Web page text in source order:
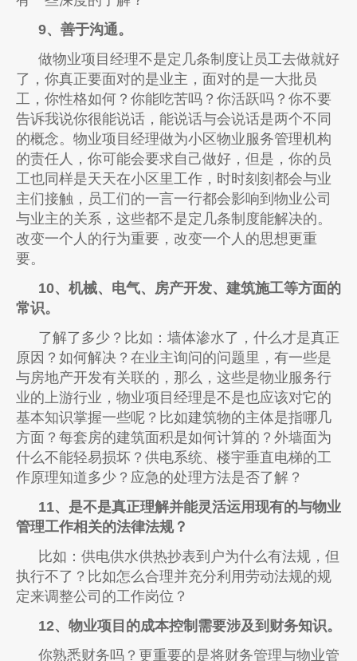
9、善于沟通。
做物业项目经理不是定几条制度让员工去做就好
了，你真正要面对的是业主，面对的是一大批员
工，你性格如何？你能吃苦吗？你活跃吗？你不要
告诉我说你很能说话，能说话与会说话是两个不同
的概念。物业项目经理做为小区物业服务管理机构
的责任人，你可能会要求自己做好，但是，你的员
工也同样是天天在小区里工作，时时刻刻都会与业
主们接触，员工们的一言一行都会影响到物业公司
与业主的关系，这些都不是定几条制度能解决的。
改变一个人的行为重要，改变一个人的思想更重
要。
10、机械、电气、房产开发、建筑施工等方面的
常识。
了解了多少？比如：墙体渗水了，什么才是真正
原因？如何解决？在业主询问的问题里，有一些是
与房地产开发有关联的，那么，这些是物业服务行
业的上游行业，物业项目经理是不是也应该对它的
基本知识掌握一些呢？比如建筑物的主体是指哪几
方面？每套房的建筑面积是如何计算的？外墙面为
什么不能轻易损坏？供电系统、楼宇垂直电梯的工
作原理知道多少？应急的处理方法是否了解？
11、是不是真正理解并能灵活运用现有的与物业
管理工作相关的法律法规？
比如：供电供水供热抄表到户为什么有法规，但
执行不了？比如怎么合理并充分利用劳动法规的规
定来调整公司的工作岗位？
12、物业项目的成本控制需要涉及到财务知识。
你熟悉财务吗？更重要的是将财务管理与物业管